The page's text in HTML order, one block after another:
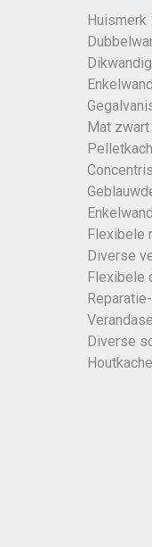
Huismerk
Mat
Flexibele
Diverse
Flexibele
Diverse